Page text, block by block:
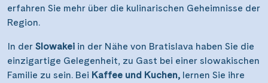
erfahren Sie mehr über die kulinarischen Geheimnisse der
Region.
In der Slowakei in der Nähe von Bratislava haben Sie die
einzigartige Gelegenheit, zu Gast bei einer slowakischen
Familie zu sein. Bei Kaffee und Kuchen, lernen Sie ihre